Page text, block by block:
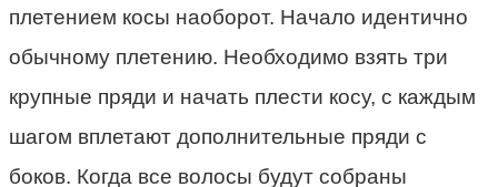
плетением косы наоборот. Начало идентично
обычному плетению. Необходимо взять три
крупные пряди и начать плести косу, с каждым
шагом вплетают дополнительные пряди с
боков. Когда все волосы будут собраны